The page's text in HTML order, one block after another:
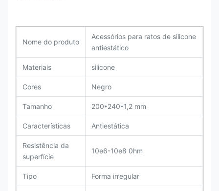
Nome do produto
Acessórios para ratos de silicone
antiestático
Materiais silicone
Cores Negro
Tamanho 200*240*1,2 mm
Características Antiestática
Resistência da
superfície
10e6-10e8 0hm
Tipo Forma irregular